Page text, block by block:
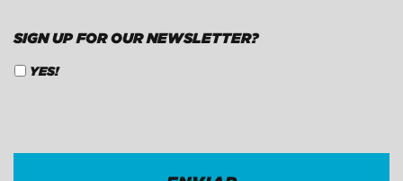
SIGN UP FOR OUR NEWSLETTER?
YES!